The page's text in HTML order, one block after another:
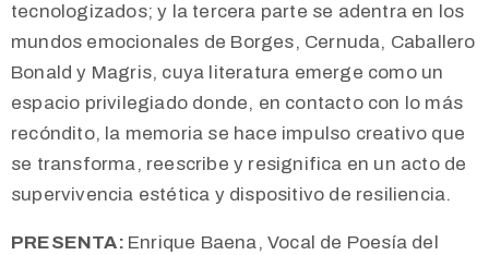
tecnologizados; y la tercera parte se adentra en los
mundos emocionales de Borges, Cernuda, Caballero
Bonald y Magris, cuya literatura emerge como un
espacio privilegiado donde, en contacto con lo más
recóndito, la memoria se hace impulso creativo que
se transforma, reescribe y resignifica en un acto de
supervivencia estética y dispositivo de resiliencia.
PRESENTA: Enrique Baena, Vocal de Poesía del